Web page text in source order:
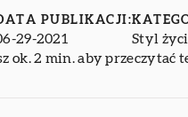
PUBLIKACJI:
29-2021
Styl
ok. 2 min. aby przeczytać